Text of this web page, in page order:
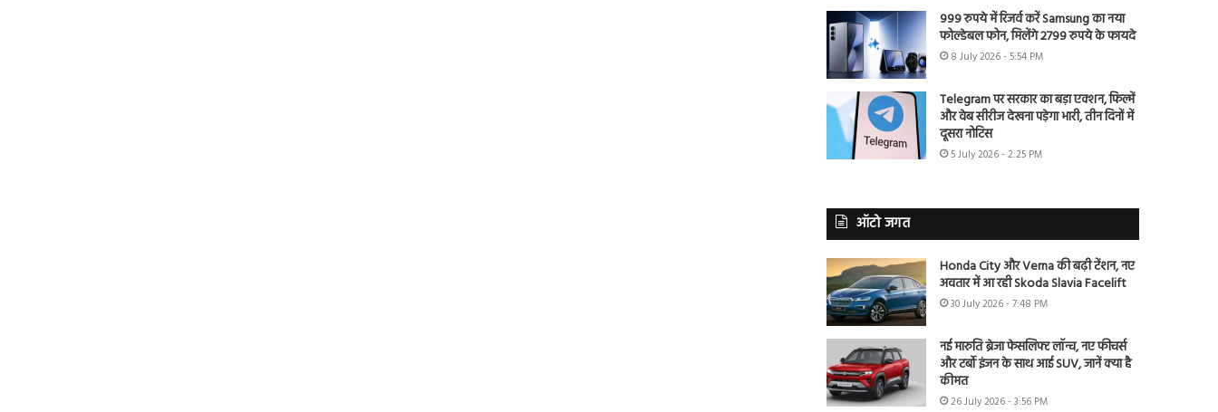
999 रुपये में रिजर्व करें Samsung का नया
फोल्डेबल फोन, मिलेंगे 2799 रुपये के फायदे
8 July 2026 - 5:54 PM
Telegram पर सरकार का बड़ा एक्शन, फिल्में
और वेब सीरीज देखना पड़ेगा भारी, तीन दिनों में
दूसरा नोटिस
5 July 2026 - 2:25 PM
ऑटो जगत
Honda City और Verna की बढ़ी टेंशन, नए
अवतार में आ रही Skoda Slavia Facelift
30 July 2026 - 7:48 PM
नई मारुति ब्रेजा फेसलिफ्ट लॉन्च, नए फीचर्स
और टर्बो इंजन के साथ आई SUV, जानें क्या है
कीमत
26 July 2026 - 3:56 PM